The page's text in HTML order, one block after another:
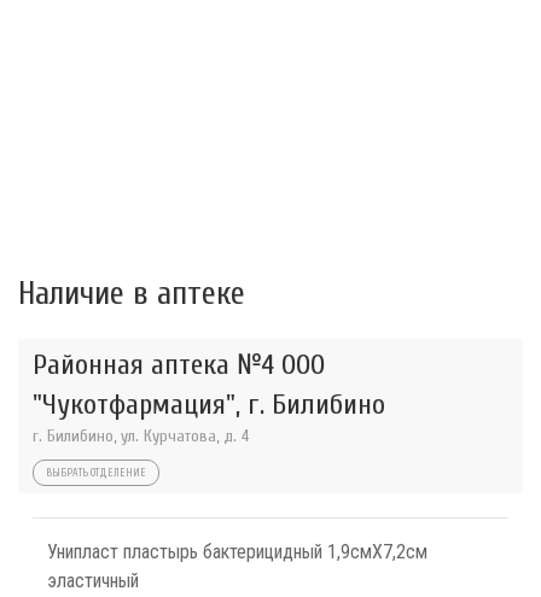
Наличие в аптеке
Районная аптека №4 ООО
"Чукотфармация", г. Билибино
г. Билибино, ул. Курчатова, д. 4
ВЫБРАТЬ ОТДЕЛЕНИЕ
Унипласт пластырь бактерицидный 1,9смX7,2см
эластичный